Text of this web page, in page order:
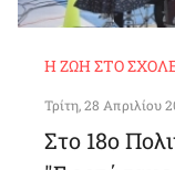
Η ΖΩΉ ΣΤΟ
Τρίτη, 28 Απριλίου
Στο 18ο